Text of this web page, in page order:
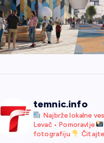
temnic.info
Najbrže lokalne
Levač • Pomoravlje
fotografiju